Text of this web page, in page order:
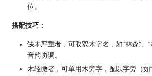
位。
搭配技巧 ：
缺木严重者，可取双木字名，如“林森”、
音韵协调。
木轻微者，可单用木旁字，配以字旁（如